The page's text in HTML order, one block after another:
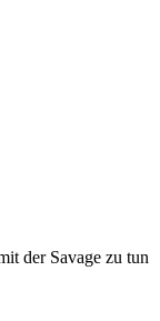
der Savage zu tun